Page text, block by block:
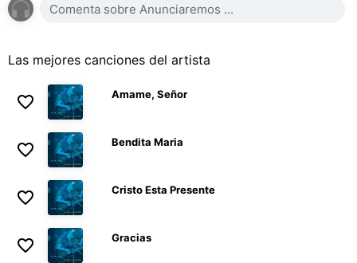
Las mejores canciones del artista
Amame, Señor
Bendita Maria
Cristo Esta Presente
Gracias